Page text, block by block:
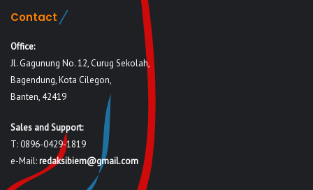
Contact
Office:
Jl. Gagunung No. 12, Curug Sekolah,
Bagendung, Kota Cilegon,
Banten, 42419
Sales and Support:
T: 0896-0429-1819
e-Mail:redaksibiem@gmail.com